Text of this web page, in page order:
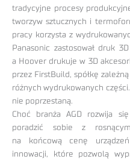
tradycyjne procesy
tworzyw sztucznych i
pracy korzysta z
Panasonic zastosował druk
a Hoover drukuje w 3D
przez FirstBuild, spółkę
różnych wydrukowanych
nie poprzestaną.
Choć branża AGD rozwija
poradzić sobie z
na końcową cenę
innowacji, które pozwolą